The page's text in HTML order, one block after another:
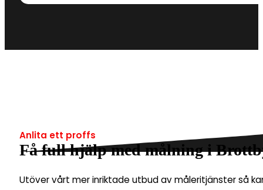
Anlita ett proffs
Få full hjälp med målning i
Utöver vårt mer inriktade utbud av måleritjänster så